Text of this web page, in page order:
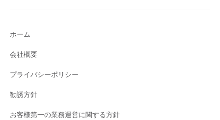
ホーム
会社概要
プライバシーポリシー
勧誘方針
お客様第一の業務運営に関する方針